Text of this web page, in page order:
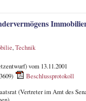
,Technik
vom 13.11.2001
Beschlussprotokoll
(Vertreter im Amt des